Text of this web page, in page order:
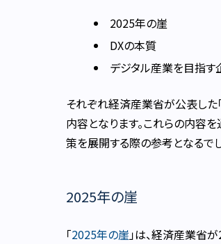
2025年の崖
DXの本質
デジタル産業を目指す
それぞれ経済産業省が公表した
内容となります。これらの内容
策を展開する際の参考となるでし
2025年の崖
「2025年の崖」は、経済産業省